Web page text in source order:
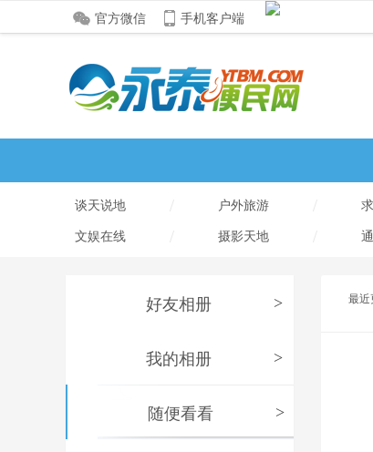
官方微信 手机客户端
谈天说地 户外旅游
文娱在线
摄影天地
好友相册 >
我的相册 >
随便看看 >
最近